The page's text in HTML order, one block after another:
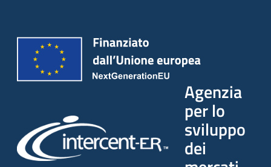
Agenzia
per lo
sviluppo
dei